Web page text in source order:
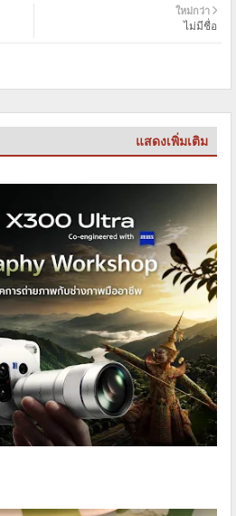
ใหม่กว่า
ไม่มีชื่อ
แสดงเพิ่มเติม